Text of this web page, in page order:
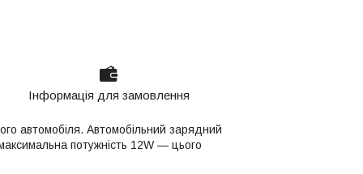
Інформація для замовлення
автомобіля. Автомобільний зарядний
потужність 12W — цього